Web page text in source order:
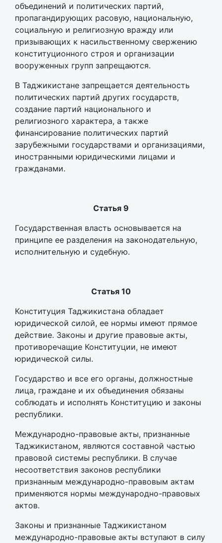
объединений и политических партий,
пропагандирующих расовую, национальную,
социальную и религиозную вражду или
призывающих к насильственному свержению
конституционного строя и организации
вооруженных групп запрещаются.
В Таджикистане запрещается деятельность
политических партий других государств,
создание партий национального и
религиозного характера, а также
финансирование политических партий
зарубежными государствами и организациями,
иностранными юридическими лицами и
гражданами.
Статья 9
Государственная власть основывается на
принципе ее разделения на законодательную,
исполнительную и судебную.
Статья 10
Конституция Таджикистана обладает
юридической силой, ее нормы имеют прямое
действие. Законы и другие правовые акты,
противоречащие Конституции, не имеют
юридической силы.
Государство и все его органы, должностные
лица, граждане и их объединения обязаны
соблюдать и исполнять Конституцию и законы
республики.
Международно-правовые акты, признанные
Таджикистаном, являются составной частью
правовой системы республики. В случае
несоответствия законов республики
признанным международно-правовым актам
применяются нормы международно-правовых
актов.
Законы и признанные Таджикистаном
международно-правовые акты вступают в силу